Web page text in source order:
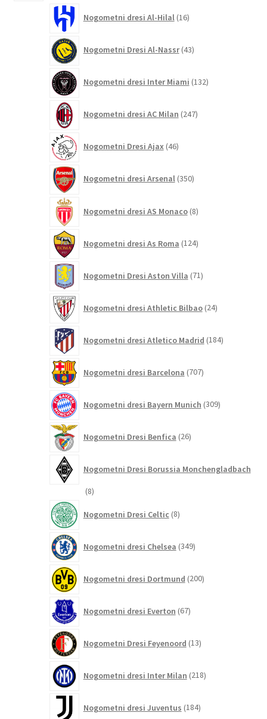
Nogometni dresi Al-Hilal 16izdelkov
Nogometni Dresi Al-Nassr 43izdelkov
Nogometni dresi Inter Miami 132izdelkov
Nogometni dresi AC Milan 247izdelkov
Nogometni Dresi Ajax 46izdelkov
Nogometni dresi Arsenal 350izdelkov
Nogometni dresi AS Monaco 8izdelkov
Nogometni dresi As Roma 124izdelkov
Nogometni Dresi Aston Villa 71izdelkov
Nogometni dresi Athletic Bilbao 24izdelkov
Nogometni dresi Atletico Madrid 184izdelkov
Nogometni dresi Barcelona 707izdelkov
Nogometni dresi Bayern Munich 309izdelkov
Nogometni Dresi Benfica 26izdelkov
Nogometni Dresi Borussia Monchengladbach
88
Nogometni Dresi Celtic 8izdelkov
Nogometni dresi Chelsea 349izdelkov
Nogometni dresi Dortmund 200izdelkov
Nogometni dresi Everton 67izdelkov
Nogometni Dresi Feyenoord 13izdelkov
Nogometni dresi Inter Milan 218izdelkov
Nogometni dresi Juventus 184izdelkov